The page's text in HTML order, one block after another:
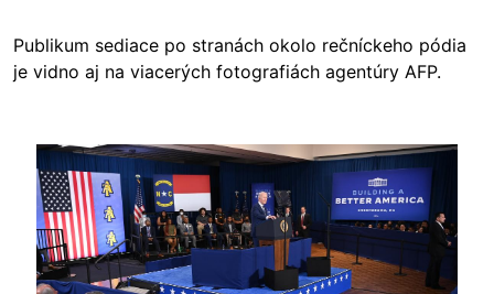
Publikum sediace po stranách okolo rečníckeho pódia
je vidno aj na viacerých fotografiách agentúry AFP.
Image